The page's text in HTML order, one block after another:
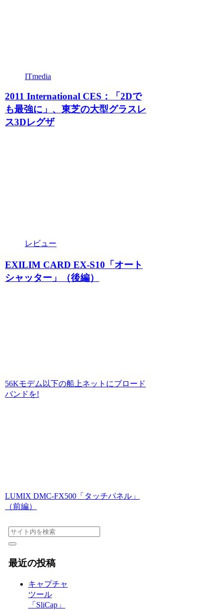
ITmedia
2011 International CES：「2Dで
も最強に」、東芝の大型グラスレ
ス3Dレグザ
レビュー
EXILIM CARD EX-S10「オート
シャッター」（後編）
56Kモデム以下の船上ネットにブロード
バンドを!
LUMIX DMC-FX500「タッチパネル」
（前編）
最近の投稿
キャプチャ
ツール
「SliCap」